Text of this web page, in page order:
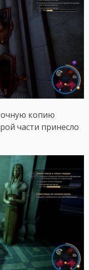
копию
части принесло